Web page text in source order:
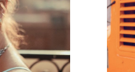
Plastica
M
138 mm
145 mm